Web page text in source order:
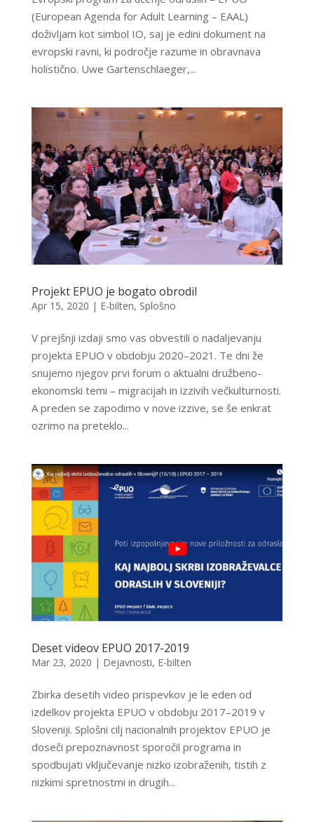
(European Agenda for Adult Learning – EAAL)
doživljam kot simbol IO, saj je edini dokument na
evropski ravni, ki področje razume in obravnava
holistično. Uwe Gartenschlaeger,...
Projekt EPUO je bogato obrodil
Apr 15, 2020 | E-bilten, Splošno
V prejšnji izdaji smo vas obvestili o nadaljevanju
projekta EPUO v obdobju 2020–2021. Te dni že
snujemo njegov prvi forum o aktualni družbeno-
ekonomski temi – migracijah in izzivih večkulturnosti.
A preden se zapodimo v nove izzive, se še enkrat
ozrimo na preteklo...
Deset videov EPUO 2017-2019
Mar 23, 2020 | Dejavnosti, E-bilten
Zbirka desetih video prispevkov je le eden od
izdelkov projekta EPUO v obdobju 2017–2019 v
Sloveniji. Splošni cilj nacionalnih projektov EPUO je
doseči prepoznavnost sporočil programa in
spodbujati vključevanje nizko izobraženih, tistih z
nizkimi spretnostmi in drugih...